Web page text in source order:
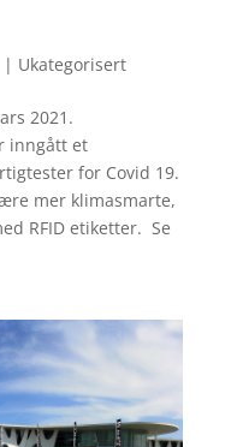
| Ukategorisert
2021.
inngått et
for Covid 19.
mer klimasmarte,
RFID etiketter. Se